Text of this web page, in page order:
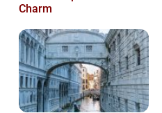
Charm